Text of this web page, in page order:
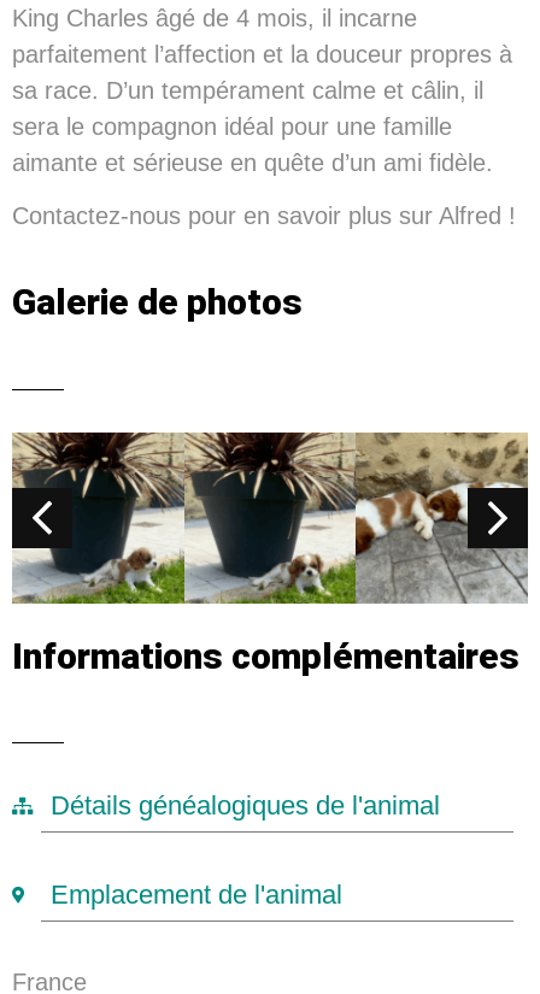
King Charles âgé de 4 mois, il incarne
parfaitement l’affection et la douceur propres à
sa race. D’un tempérament calme et câlin, il
sera le compagnon idéal pour une famille
aimante et sérieuse en quête d’un ami fidèle.
Contactez-nous pour en savoir plus sur Alfred !
Galerie de photos
Informations complémentaires
Détails généalogiques de l'animal
Emplacement de l'animal
France